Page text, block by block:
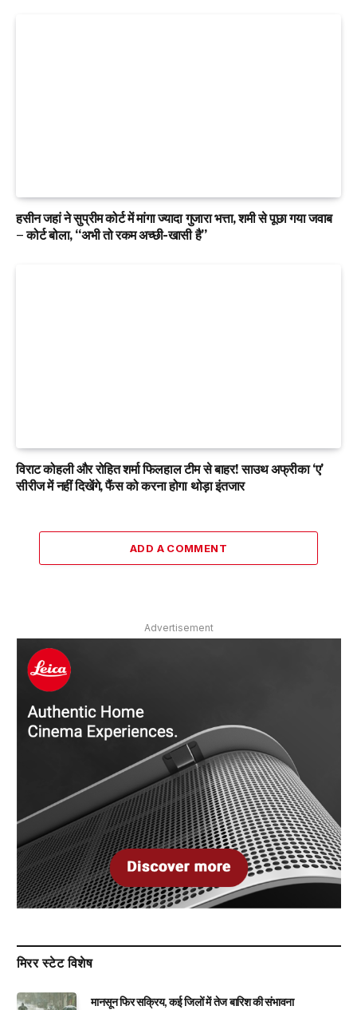
हसीन जहां ने सुप्रीम कोर्ट में मांगा ज्यादा गुजारा भत्ता, शमी से पूछा गया जवाब
– कोर्ट बोला, “अभी तो रकम अच्छी-खासी है”
विराट कोहली और रोहित शर्मा फिलहाल टीम से बाहर! साउथ अफ्रीका ‘ए’
सीरीज में नहीं दिखेंगे, फैंस को करना होगा थोड़ा इंतजार
ADD A COMMENT
Advertisement
मिरर स्टेट विशेष
मानसून फिर सक्रिय, कई जिलों में तेज बारिश की संभावना